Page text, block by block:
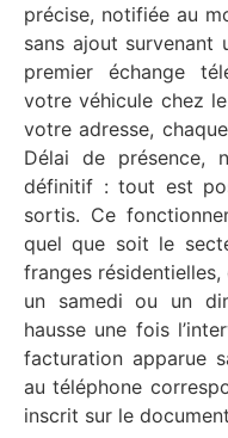
précise, notifiée au
sans ajout survenant
premier échange
votre véhicule chez
votre adresse,
Délai de présence,
définitif : tout est
sortis. Ce
quel que soit le
franges
un samedi ou un
hausse une fois
facturation apparue
au téléphone
inscrit sur le